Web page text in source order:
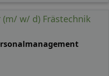
w/ d) Frästechnik